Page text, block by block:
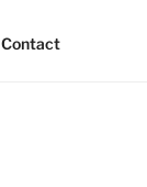
Contact